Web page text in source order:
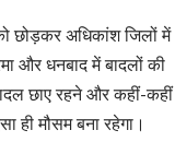
छोड़कर अधिकांश जिलों में
और धनबाद में बादलों की
छाए रहने और कहीं-कहीं
ही मौसम बना रहेगा।